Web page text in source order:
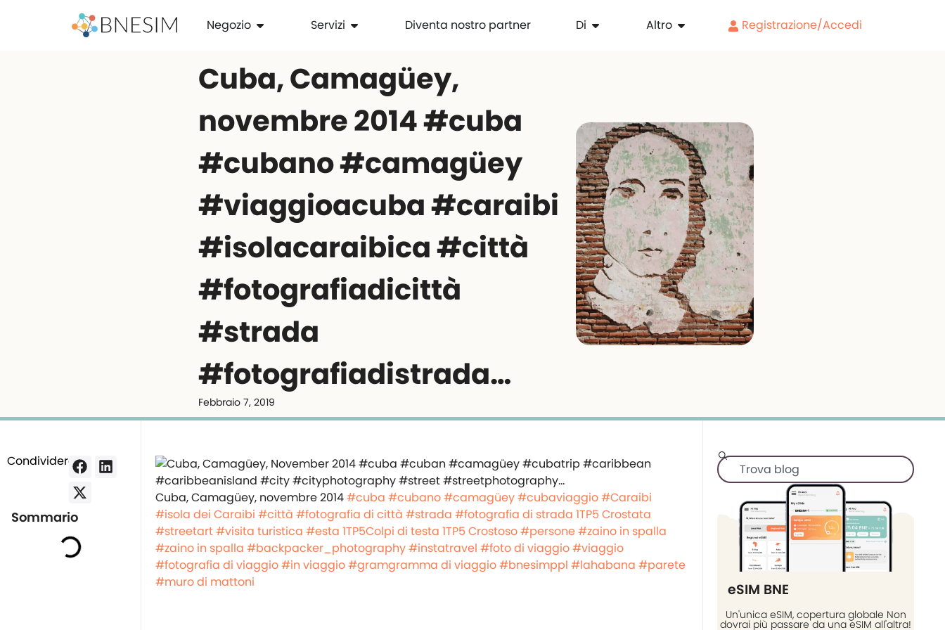
Negozio Servizi Diventa nostro partner Di Altro Registrazione/Accedi
Cuba, Camagüey,
novembre 2014 #cuba
#cubano #camagüey
#viaggioacuba #caraibi
#isolacaraibica #città
#fotografiadicittà
#strada
#fotografiadistrada…
Febbraio 7, 2019
Condividere:
Sommario
Cuba, Camagüey, novembre 2014#cuba #cubano#camagüey#cubaviaggio#Caraibi
#isola dei Caraibi #città #fotografia di città #strada #fotografia di strada 1TP5 Crostata
#streetart#visita turistica #esta 1TP5Colpi di testa 1TP5 Crostoso#persone#zaino in spalla
#zaino in spalla #backpacker_photography#instatravel #foto di viaggio#viaggio
#fotografia di viaggio#in viaggio#gramgramma di viaggio#bnesimppl #lahabana #parete
#muro di mattoni
eSIM BNE
Un'unica eSIM, copertura globale Non
dovrai più passare da una eSIM all'altra!